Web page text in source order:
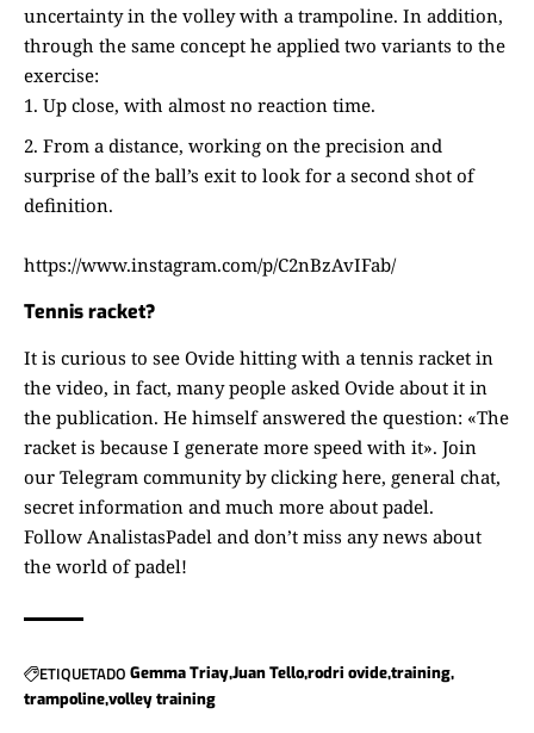
uncertainty in the volley with a trampoline. In addition,
through the same concept he applied two variants to the
exercise:
Up close, with almost no reaction time.
From a distance, working on the precision and
surprise of the ball’s exit to look for a second shot of
definition.
https://www.instagram.com/p/C2nBzAvIFab/
Tennis racket?
It is curious to see Ovide hitting with a tennis racket in
the video, in fact, many people asked Ovide about it in
the publication. He himself answered the question: «The
racket is because I generate more speed with it». Join
our Telegram community by clicking here, general chat,
secret information and much more about padel.
Follow AnalistasPadel and don’t miss any news about
the world of padel!
ETIQUETADO Gemma TriayJuan Tellorodri ovidetraining
trampolinevolley training